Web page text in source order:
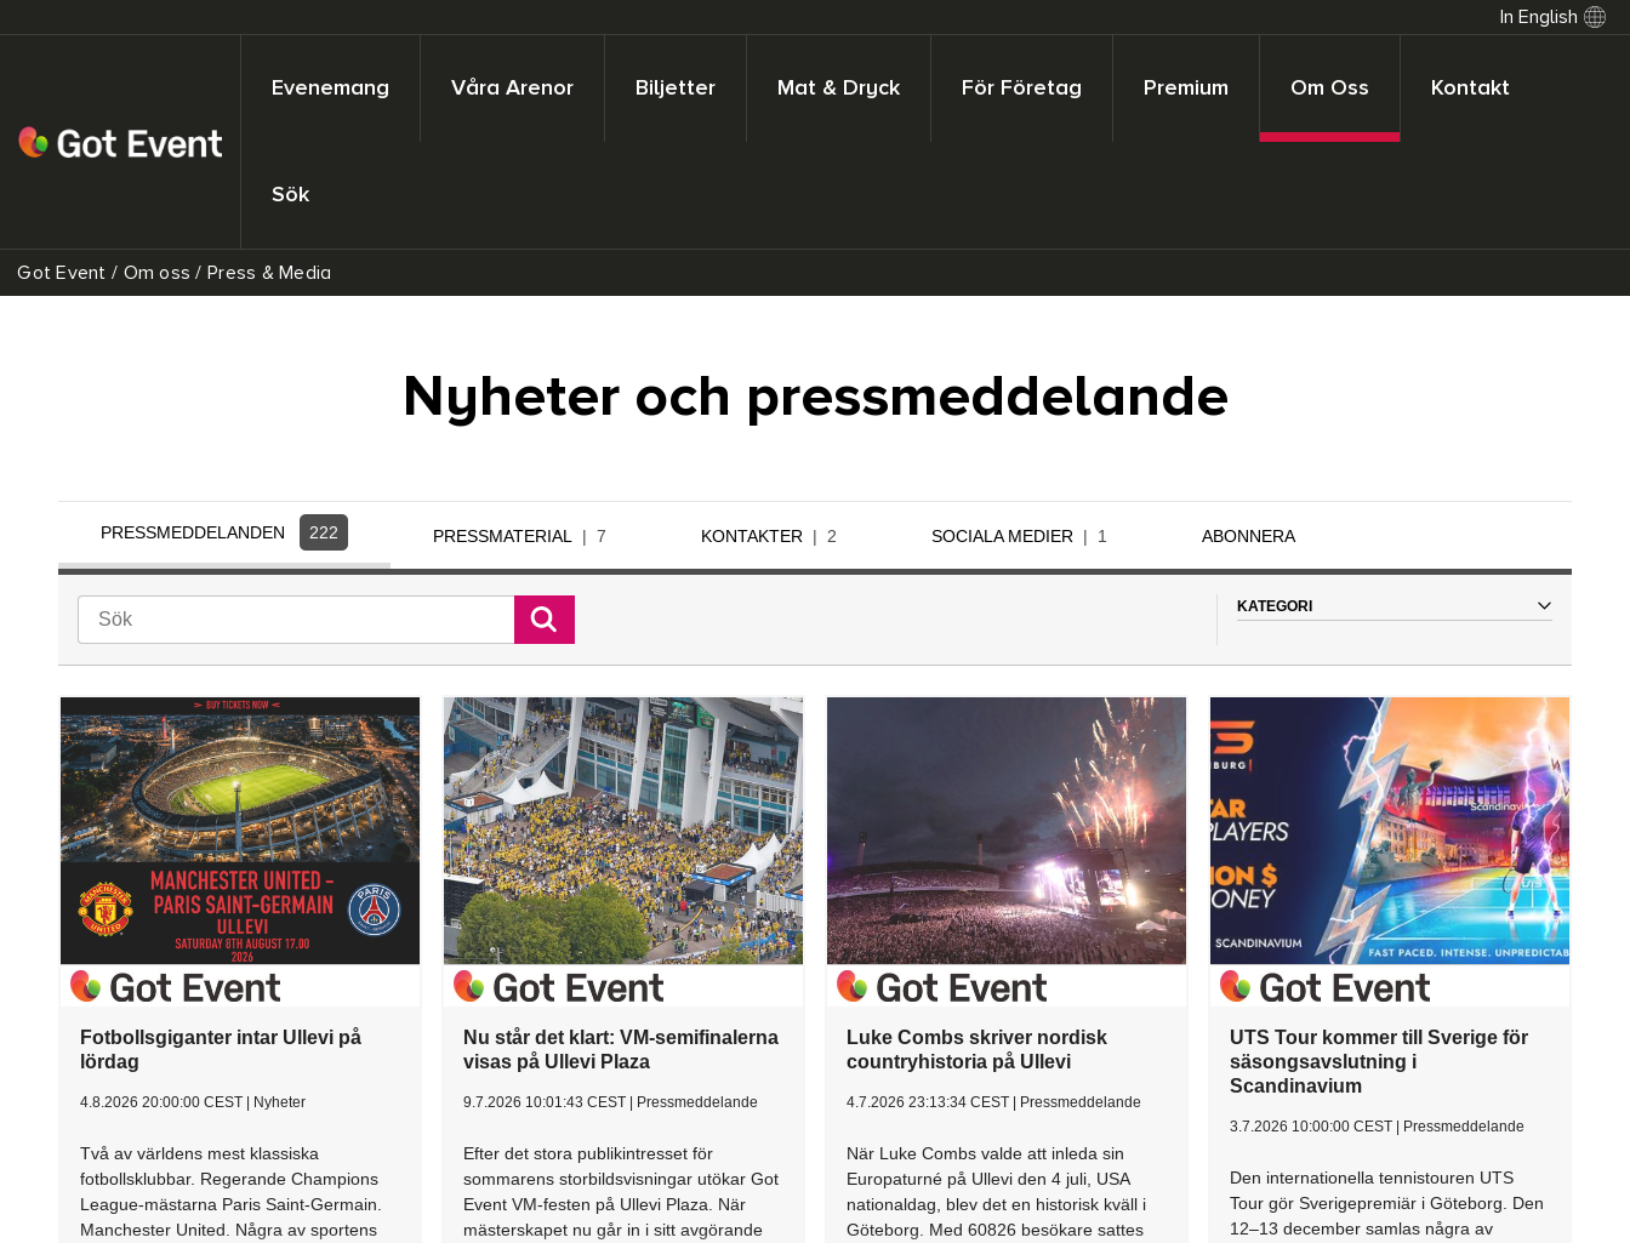
In English
Evenemang Våra Arenor Biljetter Mat & Dryck För Företag Premium Om Oss Kontakt
Sök
Got Event / Om oss / Press & Media
Nyheter och pressmeddelande